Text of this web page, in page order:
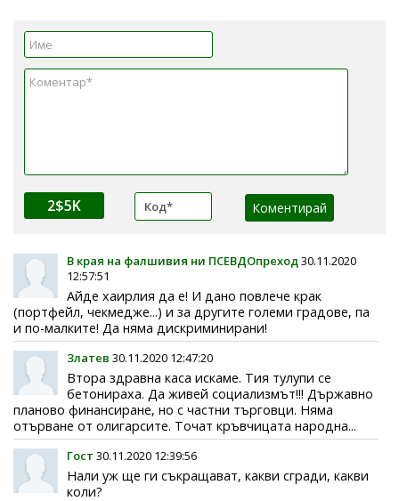
2$5K
В края на фалшивия ни ПСЕВДОпреход30.11.2020
12:57:51
Айде хаирлия да е! И дано повлече крак
(портфейл, чекмедже...) и за другите големи градове, па
и по-малките! Да няма дискриминирани!
Златев 30.11.2020 12:47:20
Втора здравна каса искаме. Тия тулупи се
бетонираха. Да живей социализмът!!! Държавно
планово финансиране, но с частни търговци. Няма
отърване от олигарсите. Точат кръвчицата народна...
Гост 30.11.2020 12:39:56
Нали уж ще ги съкращават, какви сгради, какви
коли?